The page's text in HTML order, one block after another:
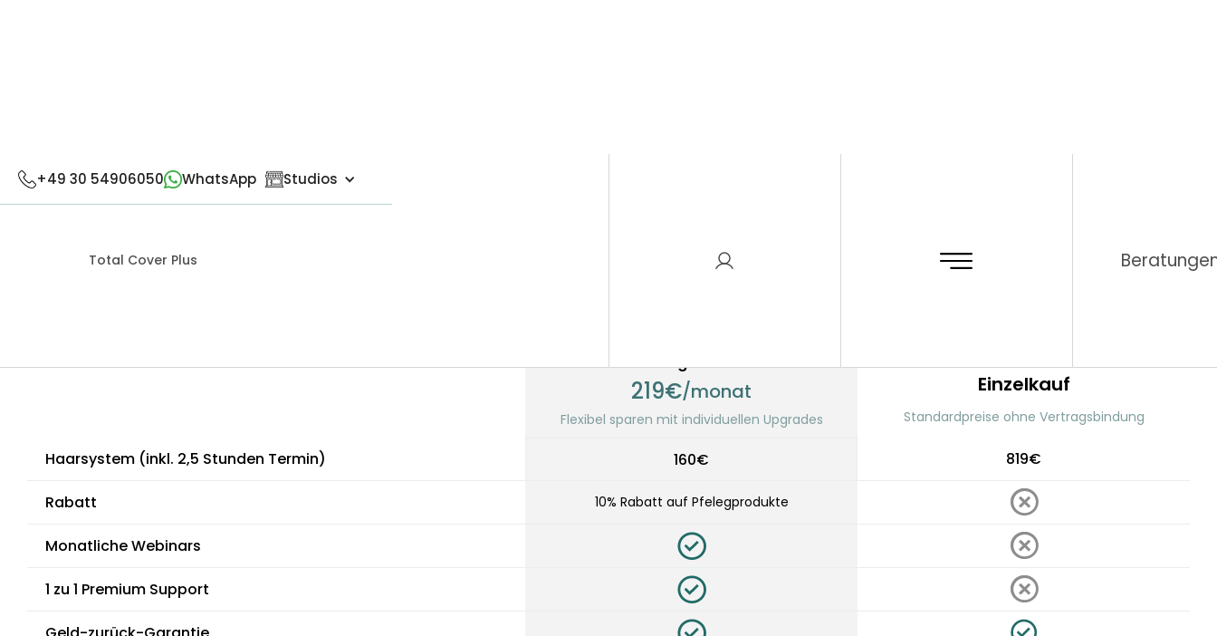
+49 30 54906050 WhatsApp Studios
Total Cover Plus
Home>Haarsystempreise
Haarsystempreise
TCP Mitgliedschaft
219€/monat
Flexibel sparen mit individuellen Upgrades
Einzelkauf
Standardpreise ohne Vertragsbindung
Haarsystem (inkl. 2,5 Stunden Termin) 160€ 819€
Rabatt 10% Rabatt auf Pfelegprodukte
Monatliche Webinars
1 zu 1 Premium Support